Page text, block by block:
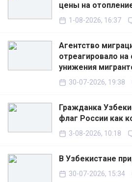
цены на
1-08-2026, 16:37
Агентство
отреагировало
унижения
30-07-2026, 19:38
Гражданка
флаг России как
3-08-2026, 10:18
В Узбекистане
30-07-2026, 15:34